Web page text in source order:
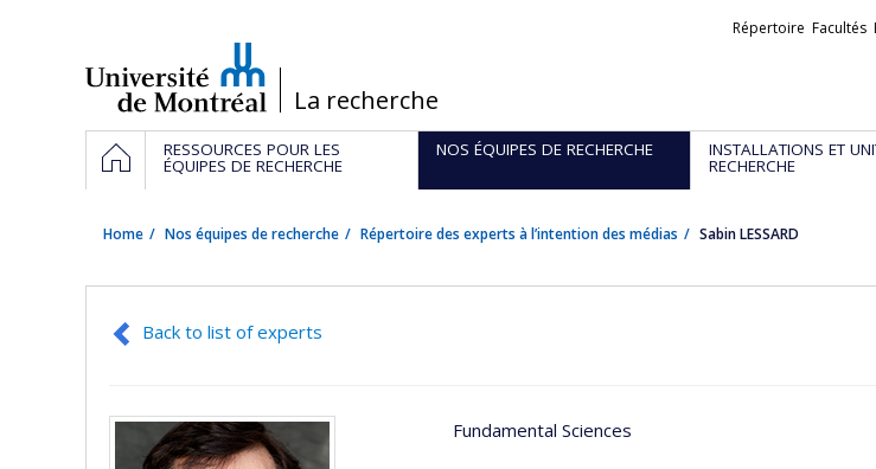
/La recherche
Liens
Répertoire Facultés
Navigation
principale
HOMERESSOURCES POUR LES
ÉQUIPES DE RECHERCHE
NOS ÉQUIPES DE RECHERCHE INSTALLATIONS ET
RECHERCHE
Home Nos équipes de recherche Répertoire des experts à l’intention des médias Sabin LESSARD
Back to list of experts
Fundamental Sciences